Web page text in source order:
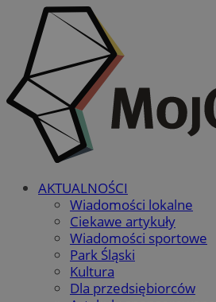
AKTUALNOŚCI
Wiadomości lokalne
Ciekawe artykuły
Wiadomości sportowe
Park Śląski
Kultura
Dla przedsiębiorców